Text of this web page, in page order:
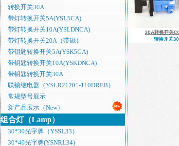
转换开关30A
带灯转换开关5A(YSL5CA)
带灯转换开关10A(YSLDNCA)
带灯转换开关20A（带磁）
带钥匙转换开关5A(YSK5CA)
带钥匙转换开关10A(YSKDNCA)
带钥匙转换开关30A
联锁继电器（YSLR21201-110DREB）
常规型号展示
新产品展示（New）
组合灯（Lamp）
30*30光字牌（YSSL33）
30*40光字牌(YSNRL34)
30A转换开关
转换开关